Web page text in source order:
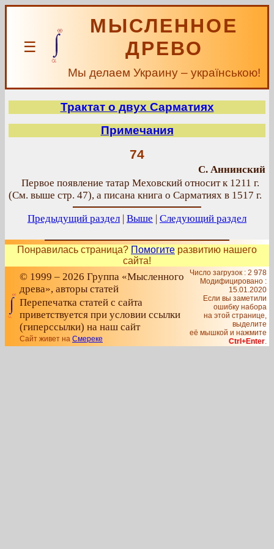
☰
МЫСЛЕННОЕ
ДРЕВО
Мы делаем Украину – українською!
Трактат о двух Сарматиях
Примечания
74
С. Аннинский
Первое появление татар Меховский относит к 1211 г.
(См. выше стр. 47), а писана книга о Сарматиях в 1517 г.
Предыдущий раздел | Выше | Следующий раздел
Понравилась страница? Помогите развитию нашего
сайта!
© 1999 – 2026 Группа «Мысленного
древа», авторы статей
Перепечатка статей с сайта
приветствуется при условии ссылки
(гиперссылки) на наш сайт
Сайт живет на Смереке
Число загрузок : 2 978
Модифицировано :
15.01.2020
Если вы заметили
ошибку набора
на этой странице,
выделите
её мышкой и нажмите
Ctrl+Enter.